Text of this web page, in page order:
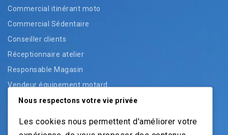
Commercial itinérant moto
Commercial Sédentaire
Conseiller clients
Réceptionnaire atelier
Responsable Magasin
Vendeur équipement motard
Vendeur pièces
Vendeur véhicules occasion
Nous respectons votre vie privée
Les cookies nous permettent d'améliorer votre